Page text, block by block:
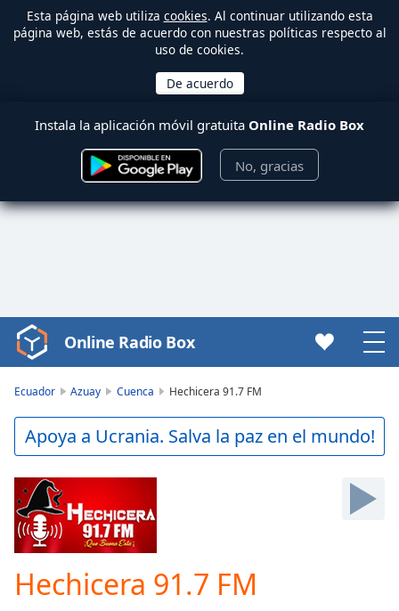
Esta página web utiliza cookies. Al continuar utilizando esta
página web, estás de acuerdo con nuestras políticas respecto al
uso de cookies.
Instala la aplicación móvil gratuita Online Radio Box
No, gracias
Video
Player
Play
Video
Skip
Backward
Skip
Forward
Mute
Current
Time 0:00
Online Radio Box
Ecuador Azuay Cuenca Hechicera 91.7 FM
Apoya a Ucrania. Salva la paz en el mundo!
Hechicera 91.7 FM